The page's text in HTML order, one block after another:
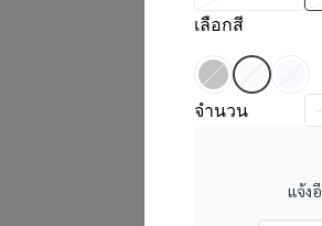
เลือกสี
จำนวน
แจ้ง